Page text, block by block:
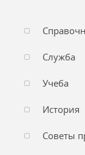
Служба
Учеба
История
Советы